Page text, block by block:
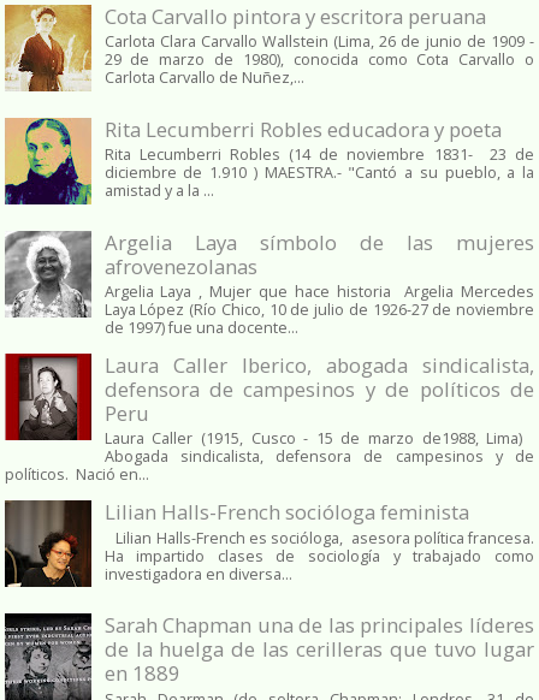
Cota Carvallo pintora y escritora peruana
Carlota Clara Carvallo Wallstein (Lima, 26 de junio de 1909 -
29 de marzo de 1980), conocida como Cota Carvallo o
Carlota Carvallo de Nuñez,...
Rita Lecumberri Robles educadora y poeta
Rita Lecumberri Robles (14 de noviembre 1831- 23 de
diciembre de 1.910 ) MAESTRA.- "Cantó a su pueblo, a la
amistad y a la ...
Argelia Laya símbolo de las mujeres
afrovenezolanas
Argelia Laya , Mujer que hace historia Argelia Mercedes
Laya López (Río Chico, 10 de julio de 1926-27 de noviembre
de 1997) fue una docente...
Laura Caller Iberico, abogada sindicalista,
defensora de campesinos y de políticos de
Peru
Laura Caller (1915, Cusco - 15 de marzo de1988, Lima)
Abogada sindicalista, defensora de campesinos y de
políticos. Nació en...
Lilian Halls-French socióloga feminista
Lilian Halls-French es socióloga, asesora política francesa.
Ha impartido clases de sociología y trabajado como
investigadora en diversa...
Sarah Chapman una de las principales líderes
de la huelga de las cerilleras que tuvo lugar
en 1889